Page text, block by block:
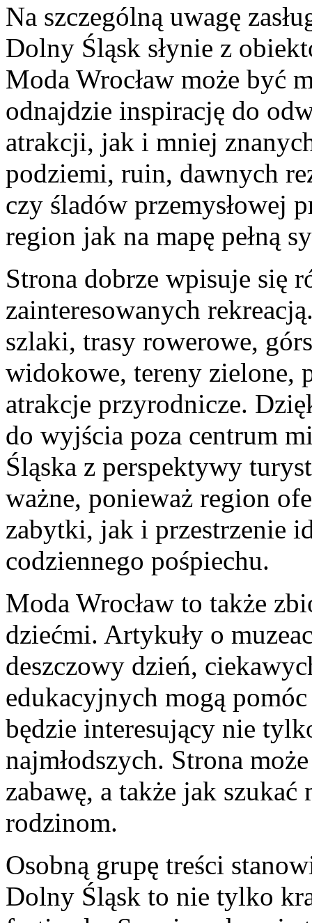
Na szczególną uwagę
Dolny Śląsk słynie z
Moda Wrocław może być
odnajdzie inspirację do
atrakcji, jak i mniej
podziemi, ruin, dawnych
czy śladów przemysłowej
region jak na mapę pełną
Strona dobrze wpisuje się
zainteresowanych
szlaki, trasy rowerowe,
widokowe, tereny zielone,
atrakcje przyrodnicze.
do wyjścia poza centrum
Śląska z perspektywy
ważne, ponieważ region
zabytki, jak i przestrzenie
codziennego pośpiechu.
Moda Wrocław to także
dziećmi. Artykuły o
deszczowy dzień,
edukacyjnych mogą
będzie interesujący nie
najmłodszych. Strona
zabawę, a także jak
rodzinom.
Osobną grupę treści
Dolny Śląsk to nie tylko